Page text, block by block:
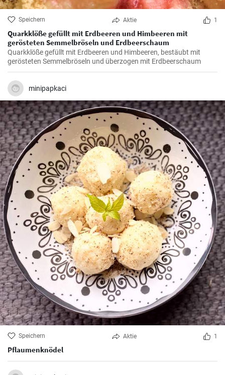
Speichern Aktie 1
Quarkklöße gefüllt mit Erdbeeren und Himbeeren mit
gerösteten Semmelbröseln und Erdbeerschaum
Quarkklöße gefüllt mit Erdbeeren und Himbeeren, bestäubt mit
gerösteten Semmelbröseln und überzogen mit Erdbeerschaum
minipapkaci
Speichern Aktie 1
Pflaumenknödel